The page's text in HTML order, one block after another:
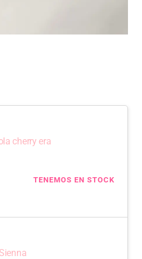
cherry era
TENEMOS EN STOCK